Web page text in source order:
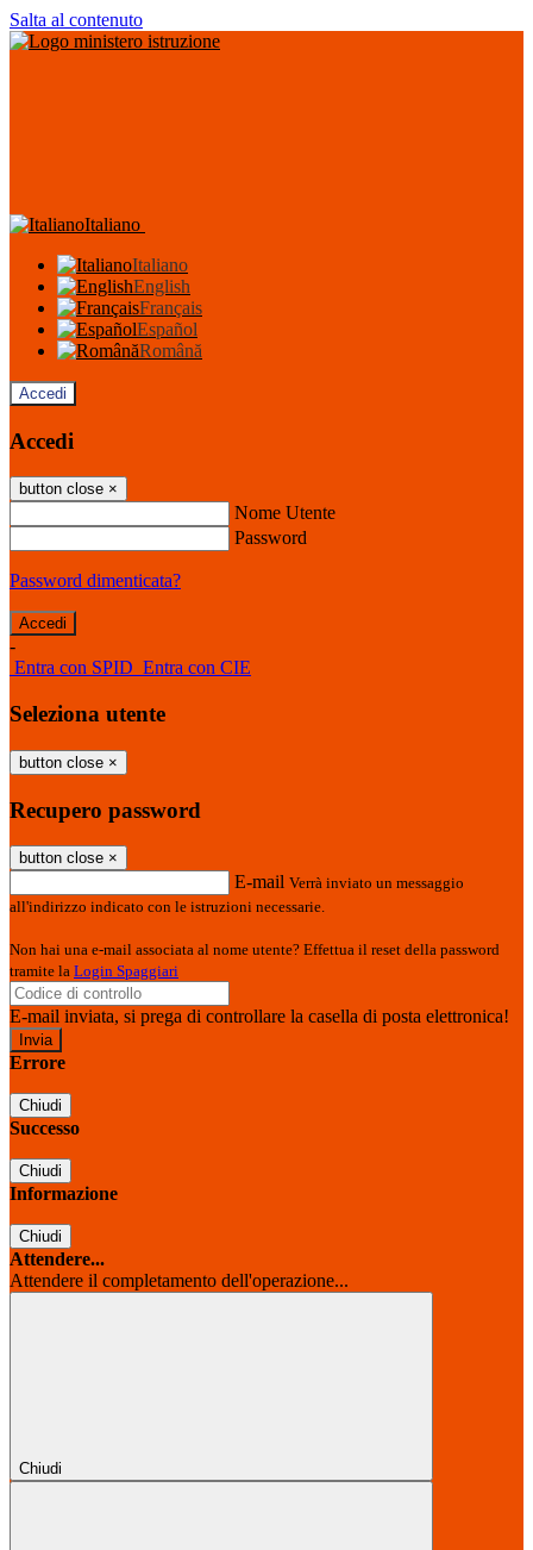
Salta al contenuto
Italiano
Italiano
English
Français
Español
Română
Accedi
Accedi
button close ×
Nome Utente
Password
Password dimenticata?
-
Entra con SPID Entra con CIE
Seleziona utente
button close ×
Recupero password
button close ×
E-mail Verrà inviato un messaggio
all'indirizzo indicato con le istruzioni necessarie.
Non hai una e-mail associata al nome utente? Effettua il reset della password
tramite la Login Spaggiari
E-mail inviata, si prega di controllare la casella di posta elettronica!
Errore
Chiudi
Successo
Chiudi
Informazione
Chiudi
Attendere...
Attendere il completamento dell'operazione...
Chiudi